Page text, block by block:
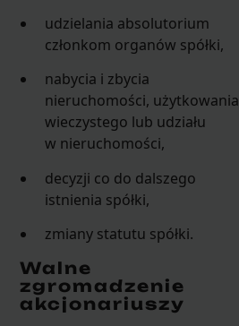
udzielania absolutorium
członkom organów spółki,
nabycia i zbycia
nieruchomości, użytkowania
wieczystego lub udziału
w nieruchomości,
decyzji co do dalszego
istnienia spółki,
zmiany statutu spółki.
Walne
zgromadzenie
akcjonariuszy